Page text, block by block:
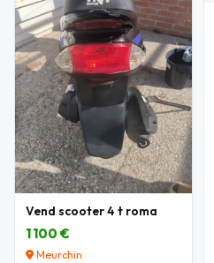
Vend scooter 4 t roma
1 100 €
Meurchin